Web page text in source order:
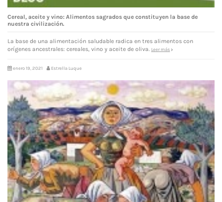
Cereal, aceite y vino: Alimentos sagrados que constituyen la base de
nuestra civilización.
La base de una alimentación saludable radica en tres alimentos con
orígenes ancestrales: cereales, vino y aceite de oliva. Leer más
enero 19, 2021 Estrella Luque